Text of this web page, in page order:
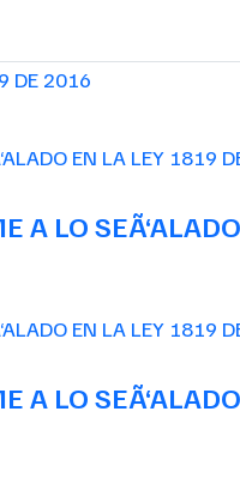
DE 2016
A LO
A LO